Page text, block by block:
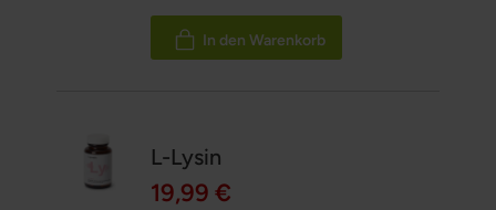
In den Warenkorb
L-Lysin
19,99 €